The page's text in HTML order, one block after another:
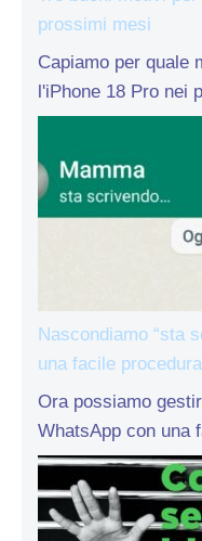
prossimi mesi
Capiamo per quale
l'iPhone 18 Pro nei
Nascondiamo “sta
una facile procedura
Ora possiamo
WhatsApp con una